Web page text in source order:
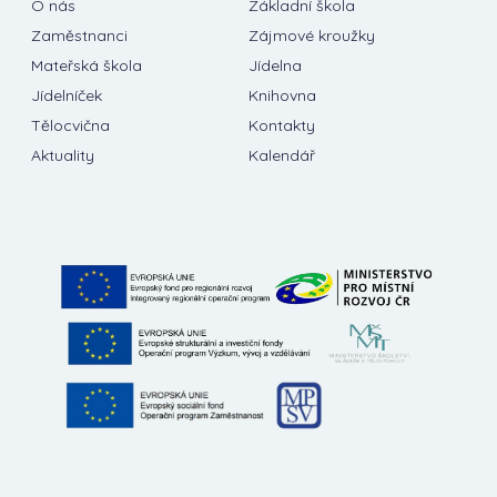
O nás
Základní škola
Zaměstnanci
Zájmové kroužky
Mateřská škola
Jídelna
Jídelníček
Knihovna
Tělocvična
Kontakty
Aktuality
Kalendář